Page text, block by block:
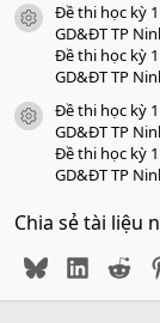
icon tài liệu
Đề thi học kỳ
GD&ĐT TP
Đề thi học kỳ
GD&ĐT TP
icon tài liệu
Đề thi học kỳ
GD&ĐT TP
Đề thi học kỳ
GD&ĐT TP
Chia sẻ tài liệu
BlueskyLinkedIn